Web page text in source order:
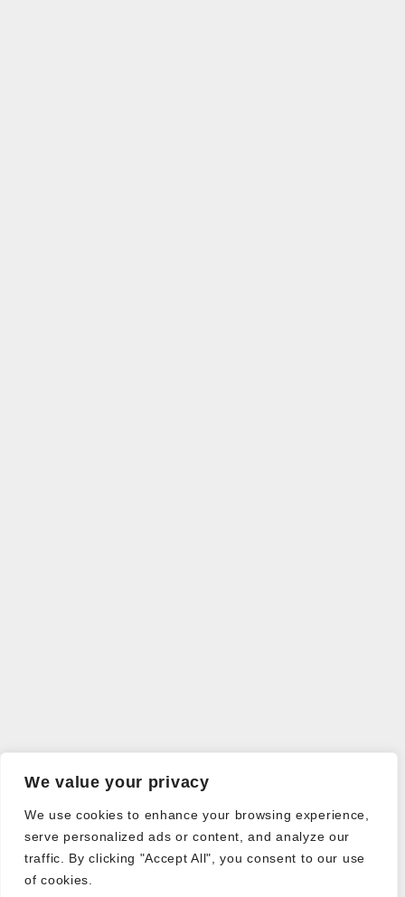
We value your privacy
We use cookies to enhance your browsing experience,
serve personalized ads or content, and analyze our
traffic. By clicking "Accept All", you consent to our use
of cookies.